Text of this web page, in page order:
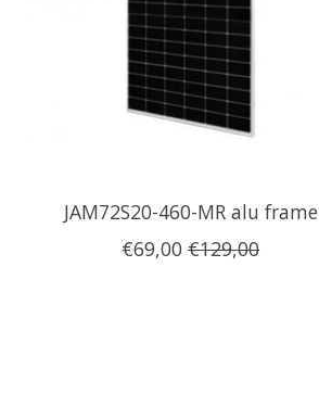
JAM72S20-460-MR alu frame
€69,00 €129,00